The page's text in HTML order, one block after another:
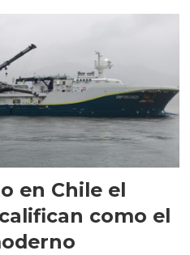
en Chile el
como el